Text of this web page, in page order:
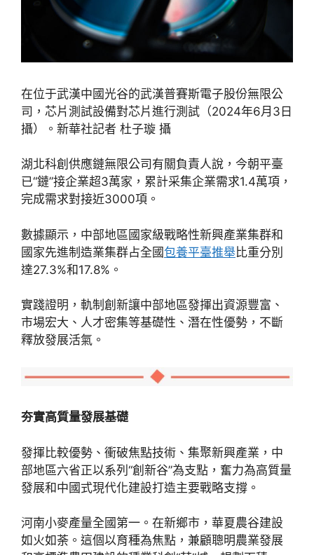
在位于武漢中國光谷的武漢普賽斯電子股份無限公
司，芯片測試設備對芯片進行測試（2024年6月3日
攝）。新華社記者 杜子璇 攝
湖北科創供應鏈無限公司有關負責人說，今朝平臺
已“鏈”接企業超3萬家，累計采集企業需求1.4萬項，
完成需求對接近3000項。
數據顯示，中部地區國家級戰略性新興產業集群和
國家先進制造業集群占全國包養平臺推舉比重分別
達27.3%和17.8%。
實踐證明，軌制創新讓中部地區發揮出資源豐富、
市場宏大、人才密集等基礎性、潛在性優勢，不斷
釋放發展活氣。
夯實高質量發展基礎
發揮比較優勢、衝破焦點技術、集聚新興產業，中
部地區六省正以系列“創新谷”為支點，奮力為高質量
發展和中國式現代化建設打造主要戰略支撐。
河南小麥產量全國第一。在新鄉市，華夏農谷建設
如火如荼。這個以育種為焦點，兼顧聰明農業發展